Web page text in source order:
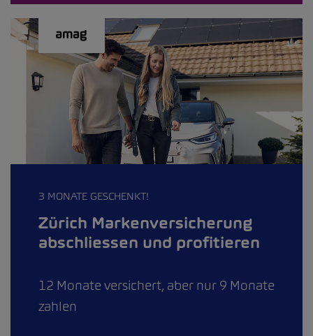
3 MONATE GESCHENKT!
Zürich Markenversicherung
abschliessen und profitieren
12 Monate versichert, aber nur 9 Monate
zahlen